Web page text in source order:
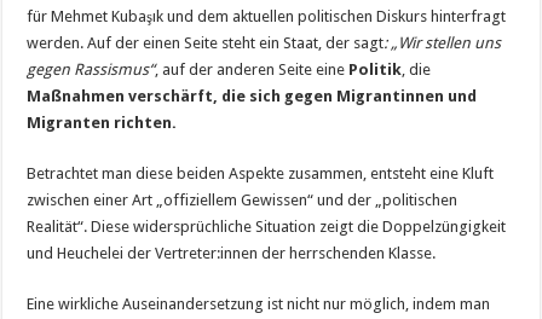
für Mehmet Kubaşık und dem aktuellen politischen Diskurs hinterfragt
werden. Auf der einen Seite steht ein Staat, der sagt: „Wir stellen uns
gegen Rassismus“, auf der anderen Seite eine Politik , die
Maßnahmen verschärft, die sich gegen Migrantinnen und
Migranten richten.
Betrachtet man diese beiden Aspekte zusammen, entsteht eine Kluft
zwischen einer Art „offiziellem Gewissen“ und der „politischen
Realität“. Diese widersprüchliche Situation zeigt die Doppelzüngigkeit
und Heuchelei der Vertreter:innen der herrschenden Klasse.
Eine wirkliche Auseinandersetzung ist nicht nur möglich, indem man